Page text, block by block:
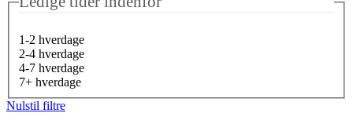
1-2 hverdage
2-4 hverdage
4-7 hverdage
7+ hverdage
Nulstil filtre